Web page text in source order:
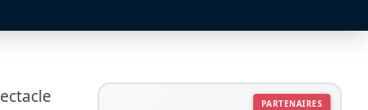
PARTENAIRES